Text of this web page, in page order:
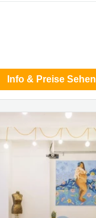
Info & Preise Sehen